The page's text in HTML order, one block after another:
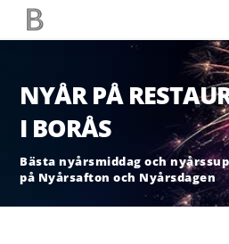
NYÅR PÅ
I BORÅS
Bästa nyårsmiddag och
på Nyårsafton och Nyårsdagen